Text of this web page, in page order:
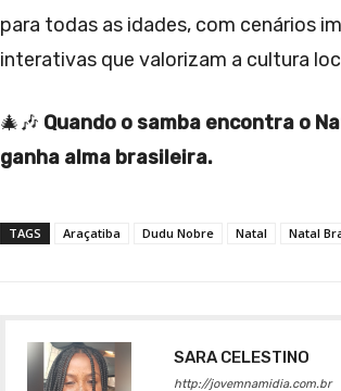
para todas as idades, com cenários
interativas que valorizam a cultura
🎄🎶 Quando o samba encontra o
ganha alma brasileira.
TAGS Araçatiba Dudu Nobre Natal Natal
SARA CELESTINO
http://jovemnamidia.com.br